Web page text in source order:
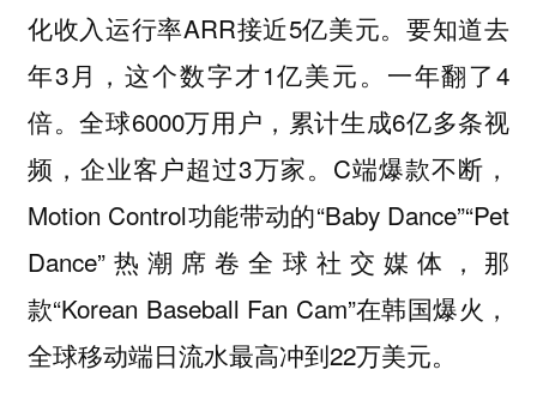
化收入运行率ARR接近5亿美元。要知道去
年3月，这个数字才1亿美元。一年翻了4
倍。全球6000万用户，累计生成6亿多条视
频，企业客户超过3万家。C端爆款不断，
Motion Control功能带动的“Baby Dance”“Pet
Dance”热潮席卷全球社交媒体，那
款“Korean Baseball Fan Cam”在韩国爆火，
全球移动端日流水最高冲到22万美元。